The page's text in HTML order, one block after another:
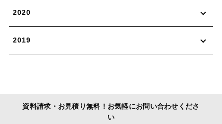
2020
2019
資料請求・お見積り無料！お気軽にお問い合わせくださ
い